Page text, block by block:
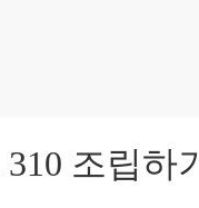
조립하기